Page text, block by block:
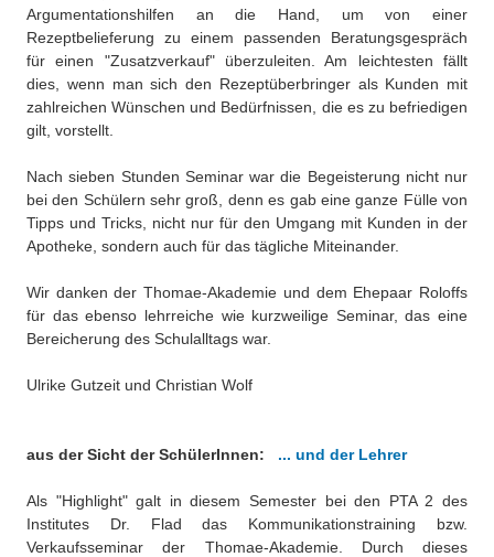
Argumentationshilfen an die Hand, um von einer
Rezeptbelieferung zu einem passenden Beratungsgespräch
für einen "Zusatzverkauf" überzuleiten. Am leichtesten fällt
dies, wenn man sich den Rezeptüberbringer als Kunden mit
zahlreichen Wünschen und Bedürfnissen, die es zu befriedigen
gilt, vorstellt.
Nach sieben Stunden Seminar war die Begeisterung nicht nur
bei den Schülern sehr groß, denn es gab eine ganze Fülle von
Tipps und Tricks, nicht nur für den Umgang mit Kunden in der
Apotheke, sondern auch für das tägliche Miteinander.
Wir danken der Thomae-Akademie und dem Ehepaar Roloffs
für das ebenso lehrreiche wie kurzweilige Seminar, das eine
Bereicherung des Schulalltags war.
Ulrike Gutzeit und Christian Wolf
aus der Sicht der SchülerInnen: ... und der Lehrer
Als "Highlight" galt in diesem Semester bei den PTA 2 des
Institutes Dr. Flad das Kommunikationstraining bzw.
Verkaufsseminar der Thomae-Akademie. Durch dieses